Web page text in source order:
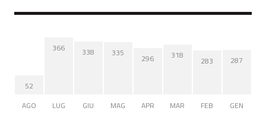
52
AGO
366
LUG
338
GIU
335
MAG
296
APR
318
MAR
283
FEB
287
GEN